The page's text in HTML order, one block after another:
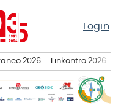
Login
2026 Linkontro 2026